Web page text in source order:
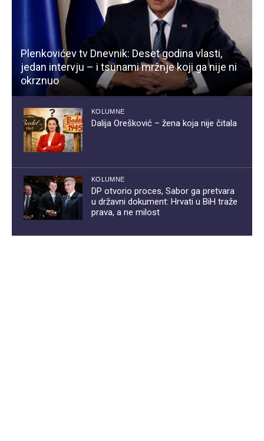
Plenkovićev tv Dnevnik: Deset godina vlasti,
jedan intervju – i tsunami mržnje koji ga nije ni
okrznuo
KOLUMNE
Dalija Orešković – žena koja nije čitala
KOLUMNE
DP otvorio proces, Sabor ga pretvara
u državni dokument: Hrvati u BiH traže
prava, a ne milost